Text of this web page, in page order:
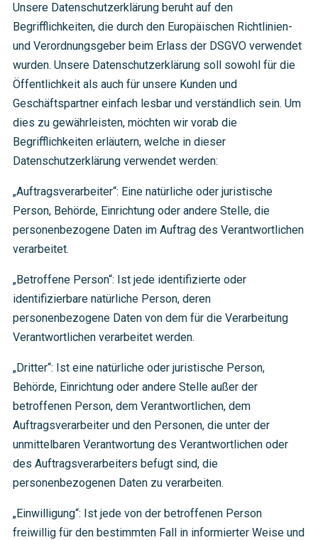
Unsere Datenschutzerklärung beruht auf den
Begrifflichkeiten, die durch den Europäischen Richtlinien-
und Verordnungsgeber beim Erlass der DSGVO verwendet
wurden. Unsere Datenschutzerklärung soll sowohl für die
Öffentlichkeit als auch für unsere Kunden und
Geschäftspartner einfach lesbar und verständlich sein. Um
dies zu gewährleisten, möchten wir vorab die
Begrifflichkeiten erläutern, welche in dieser
Datenschutzerklärung verwendet werden:
„Auftragsverarbeiter“: Eine natürliche oder juristische
Person, Behörde, Einrichtung oder andere Stelle, die
personenbezogene Daten im Auftrag des Verantwortlichen
verarbeitet.
„Betroffene Person“: Ist jede identifizierte oder
identifizierbare natürliche Person, deren
personenbezogene Daten von dem für die Verarbeitung
Verantwortlichen verarbeitet werden.
„Dritter“: Ist eine natürliche oder juristische Person,
Behörde, Einrichtung oder andere Stelle außer der
betroffenen Person, dem Verantwortlichen, dem
Auftragsverarbeiter und den Personen, die unter der
unmittelbaren Verantwortung des Verantwortlichen oder
des Auftragsverarbeiters befugt sind, die
personenbezogenen Daten zu verarbeiten.
„Einwilligung“: Ist jede von der betroffenen Person
freiwillig für den bestimmten Fall in informierter Weise und